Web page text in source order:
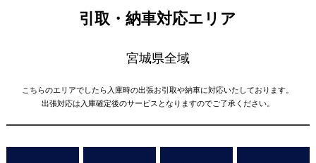
引取・納車対応エリア
宮城県全域
こちらのエリアでしたら入庫時の出張お引取や納車に対応いたしております。
出張対応は入庫確定後のサービスとなりますのでご了承ください。